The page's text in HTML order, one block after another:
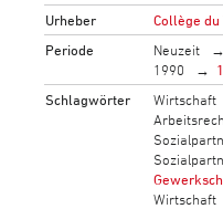
Urheber
Collège du
Periode
Neuzeit
1990
Schlagwörter
Wirtschaft
Wirtschaft